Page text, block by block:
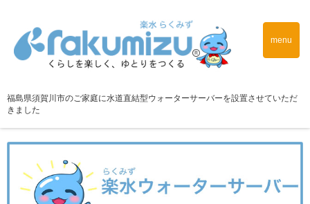
menu
福島県須賀川市のご家庭に水道直結型ウォーターサーバーを設置させていただ
きました